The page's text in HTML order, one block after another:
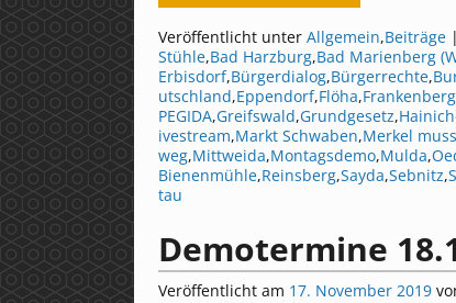
Veröffentlicht unter Allgemein,Beiträge |
Stühle,Bad Harzburg,Bad Marienberg
Erbisdorf,Bürgerdialog,Bürgerrechte,
utschland,Eppendorf,Flöha,Frankenberg
PEGIDA,Greifswald,Grundgesetz,
ivestream,Markt Schwaben,Merkel muss
weg,Mittweida,Montagsdemo,Mulda,
Bienenmühle,Reinsberg,Sayda,Sebnitz,
tau
Demotermine
Veröffentlicht am 17. November 2019